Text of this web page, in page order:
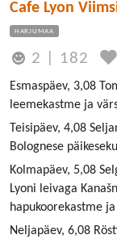
Cafe Lyon
HARJUMAA
2 182
Esmaspäev, 3,08
leemekastme ja
Teisipäev, 4,08
Bolognese
Kolmapäev, 5,08
Lyoni leivaga
hapukoorekastme
Neljapäev, 6,08